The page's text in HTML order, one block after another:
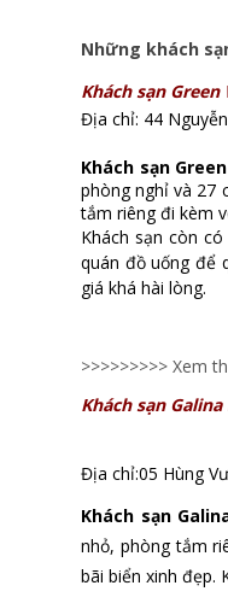
Những khách
Khách sạn
Địa chỉ: 44
Khách sạn
phòng nghỉ và 27
tắm riêng đi kèm
Khách sạn còn
quán đồ uống để
giá khá hài lòng.
>>>>>>>>> Xem
Khách sạn
Địa chỉ:05 Hùng
Khách sạn
nhỏ, phòng tắm
bãi biển xinh đẹp.